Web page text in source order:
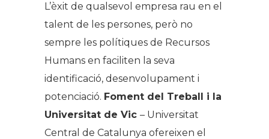
L’èxit de qualsevol empresa rau en el
talent de les persones, però no
sempre les polítiques de Recursos
Humans en faciliten la seva
identificació, desenvolupament i
potenciació. Foment del Treball i la
Universitat de Vic – Universitat
Central de Catalunya ofereixen el